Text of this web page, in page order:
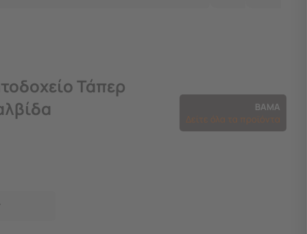
Τάπερ
BAMA
Δείτε όλα τα προϊόντα